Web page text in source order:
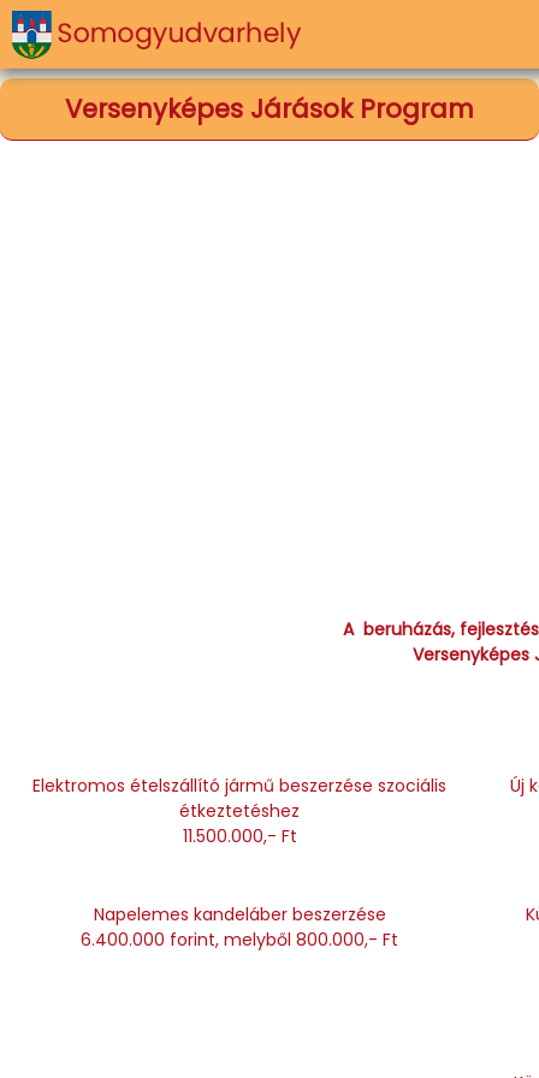
Versenyképes Járások Program
A beruházás,
Elektromos ételszállító jármű beszerzése szociális
étkeztetéshez
11.500.000,- Ft
Új
Napelemes kandeláber beszerzése
6.400.000 forint, melyből 800.000,- Ft